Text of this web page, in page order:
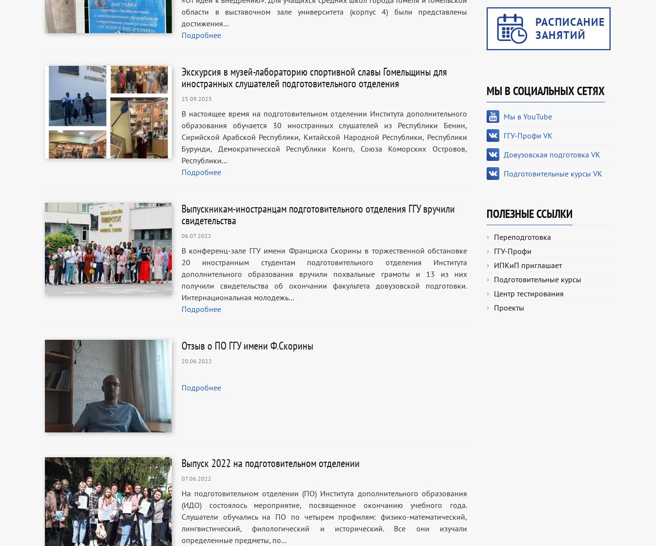
области в выставочном зале университета (корпус 4) были представлены
достижения…
Подробнее
Экскурсия в музей-лабораторию спортивной славы Гомельщины для
иностранных слушателей подготовительного отделения
25.09.2023
В настоящее время на подготовительном отделении Института дополнительного
образования обучается 30 иностранных слушателей из Республики Бенин,
Сирийской Арабской Республики, Китайской Народной Республики, Республики
Бурунди, Демократической Республики Конго, Союза Коморских Островов,
Республики…
Подробнее
Выпускникам-иностранцам подготовительного отделения ГГУ вручили
свидетельства
06.07.2022
В конференц-зале ГГУ имени Франциска Скорины в торжественной обстановке
20 иностранным студентам подготовительного отделения Института
дополнительного образования вручили похвальные грамоты и 13 из них
получили свидетельства об окончании факультета довузовской подготовки.
Интернациональная молодежь…
Подробнее
Отзыв о ПО ГГУ имени Ф.Скорины
20.06.2022
Подробнее
Выпуск 2022 на подготовительном отделении
07.06.2022
На подготовительном отделении (ПО) Института дополнительного образования
(ИДО) состоялось мероприятие, посвященное окончанию учебного года.
Слушатели обучались на ПО по четырем профилям: физико-математический,
лингвистический, филологический и исторический. Все они изучали
определенные предметы, по…
МЫ В СОЦИАЛЬНЫХ СЕТЯХ
Мы в YouTube
ГГУ-Профи VK
Довузовская подготовка VK
Подготовительные курсы VK
ПОЛЕЗНЫЕ ССЫЛКИ
Переподготовка
ГГУ-Профи
ИПКиП приглашает
Подготовительные курсы
Центр тестирования
Проекты